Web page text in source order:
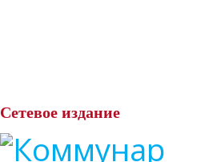
Сетевое издание